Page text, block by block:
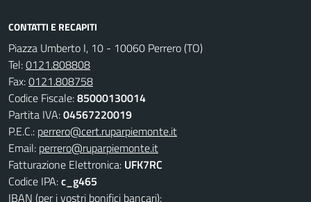
CONTATTI E RECAPITI
Piazza Umberto I, 10 - 10060 Perrero (TO)
Tel:0121.808808
Fax:0121.808758
Codice Fiscale:85000130014
Partita IVA:04567220019
P.E.C.: perrero@cert.ruparpiemonte.it
Email: perrero@ruparpiemonte.it
Fatturazione Elettronica: UFK7RC
Codice IPA:c_g465
IBAN (per i vostri bonifici bancari):